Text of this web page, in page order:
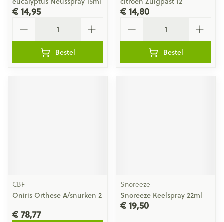
€ 14,95
Bestel
€ 14,80
Bestel
CBF
Oniris Orthese A/snurken 2
€ 78,77
Snoreeze
Snoreeze Keelspray 22ml
€ 19,50